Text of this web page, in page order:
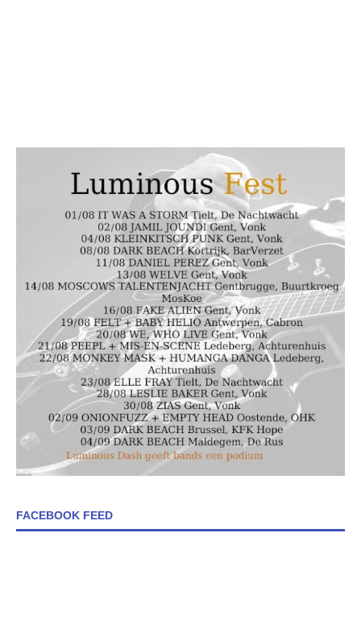
FACEBOOK FEED